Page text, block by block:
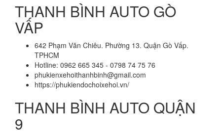
THANH BÌNH AUTO GÒ
VẤP
642 Phạm Văn Chiêu. Phường 13. Quận Gò Vấp.
TPHCM
Hotline: 0962 665 345 - 0798 74 75 76
phukienxehoithanhbinh@gmail.com
https://phukiendochoixehoi.vn/
THANH BÌNH AUTO QUẬN
9